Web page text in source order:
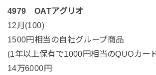
4979 OATアグリオ
12月(100)
1500円相当の自社グループ商品
(1年以上保有で1000円相当のQUOカー
14万6000円